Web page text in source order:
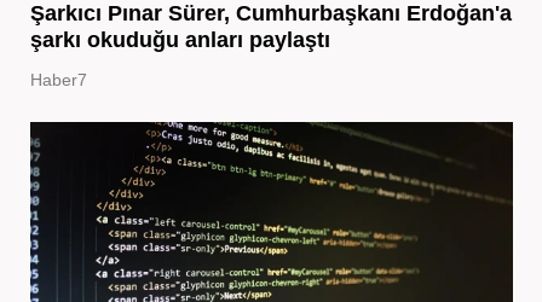
Şarkıcı Pınar Sürer, Cumhurbaşkanı Erdoğan'a
şarkı okuduğu anları paylaştı
Haber7